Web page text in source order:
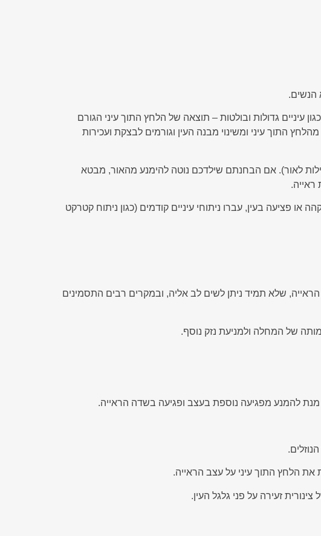
הנשים.
עיניים גדולות ובולטות – תוצאה של הלחץ התוך עיני הגורם
התוך עיני ומשינוי מבנה העין וגורמים לבצקת ועכירות
לאור). אם הבחנתם שילדכם נוטה להימנע מהאור, מבטא
פציעה בעין, עברו ניתוחי עיניים קודמים (כגון ניתוח קטרקט
שלא תמיד ניתן לשים לב אליה, ובמקרים רבים התסמינים
של המחלה ולמניעת נזק נוסף.
מנת להמנע מפגיעה נוספת בעצב ופגיעה בשדה הראייה.
את הלחץ התוך עיני על עצב הראייה.
זעירה על פני גלגל העין.